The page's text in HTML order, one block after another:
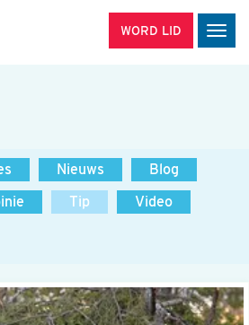
WORD LID
Nieuws
Blog
Tip
Video